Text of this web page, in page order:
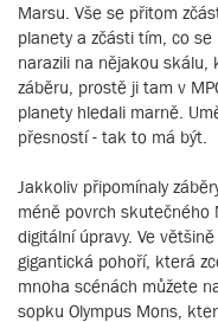
Marsu. Vše se přitom
planety a zčásti tím, co
narazili na nějakou
záběru, prostě ji tam v
planety hledali marně.
přesností - tak to má být.
Jakkoliv připomínaly
méně povrch skutečného
digitální úpravy. Ve
gigantická pohoří, která
mnoha scénách můžete
sopku Olympus Mons,